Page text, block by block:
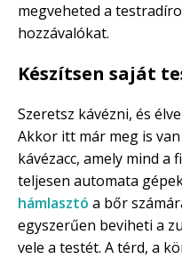
megveheted a
hozzávalókat.
Készítsen saját
Szeretsz kávézni, és
Akkor itt már meg is
kávézacc, amely mind
teljesen automata
hámlasztó a bőr
egyszerűen beviheti a
vele a testét. A térd, a